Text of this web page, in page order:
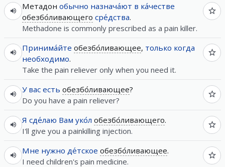
Метадон обычно назнача́ют в ка́честве
обезбо́ливающего сре́дства.
Methadone is commonly prescribed as a pain killer.
Принима́йте обезбо́ливающее, только когда
необходимо.
Take the pain reliever only when you need it.
У вас есть обезбо́ливающее?
Do you have a pain reliever?
Я сде́лаю Вам уко́л обезбо́ливающего.
I'll give you a painkilling injection.
Мне нужно де́тское обезбо́ливающее.
I need children's pain medicine.